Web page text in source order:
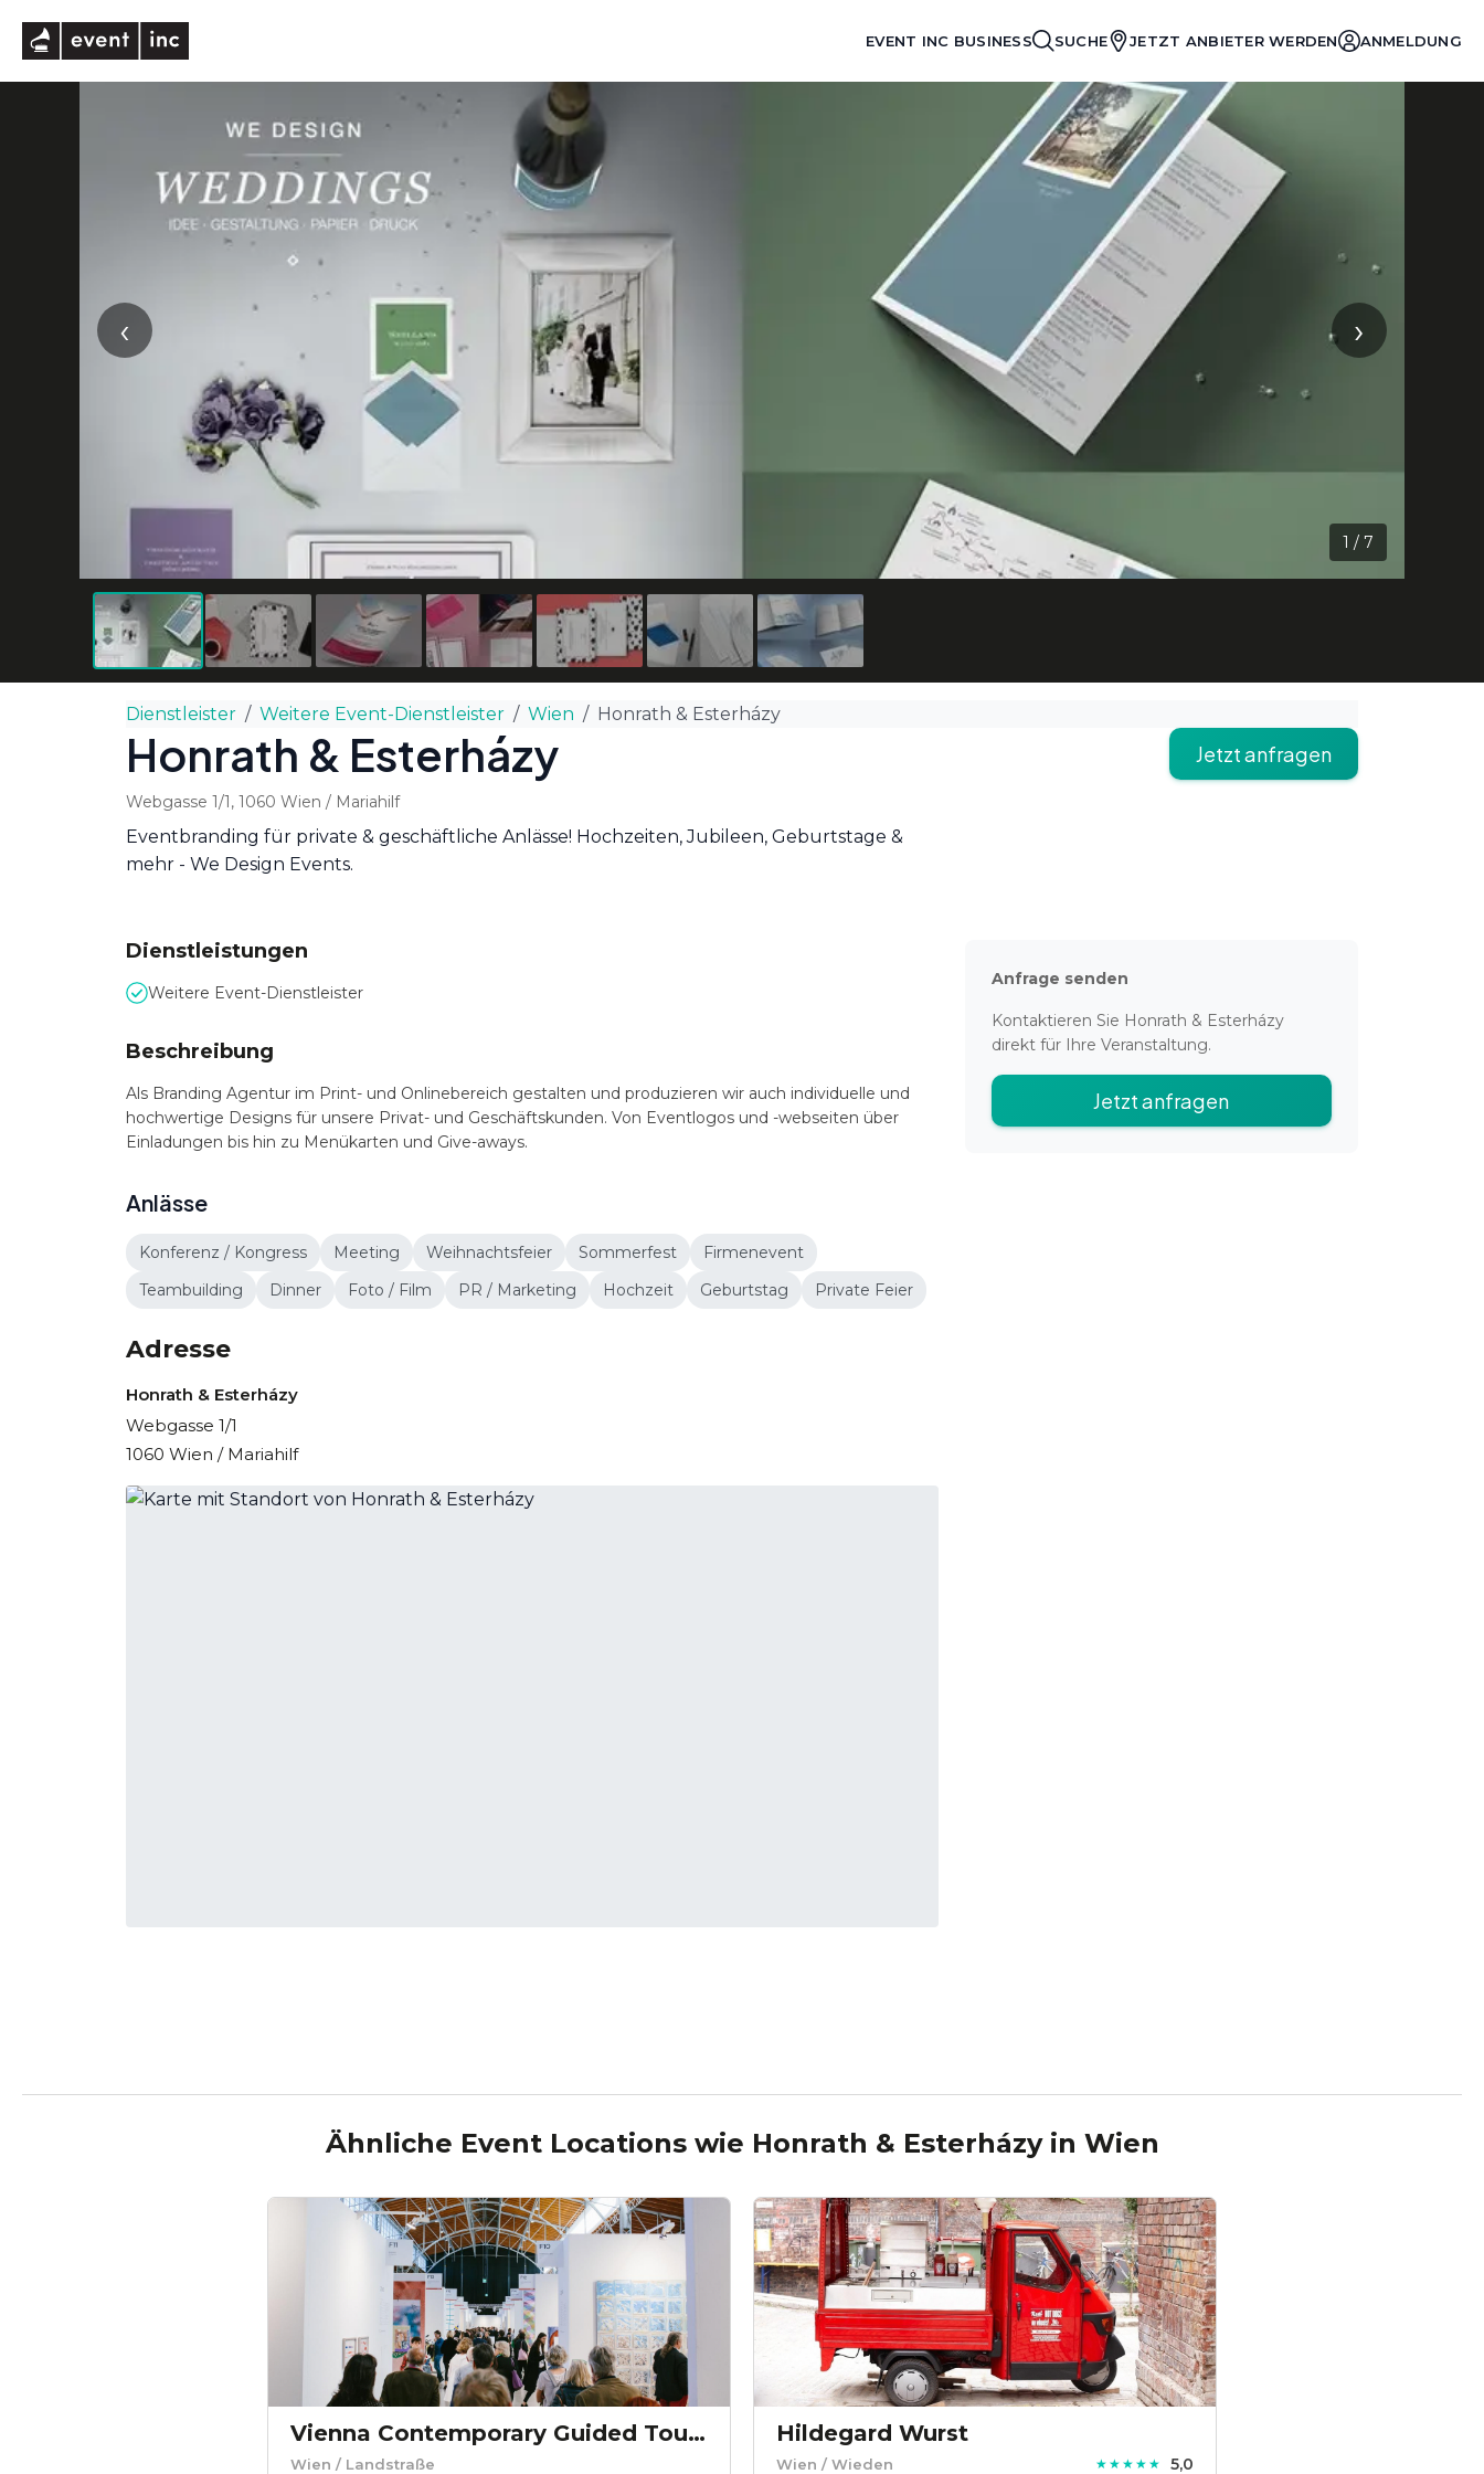
EVENT INC BUSINESS SUCHE JETZT ANBIETER WERDEN ANMELDUNG
‹ ›
1 / 7
Dienstleister Weitere Event-Dienstleister Wien Honrath & Esterházy
Honrath & Esterházy
Webgasse 1/1, 1060 Wien / Mariahilf
Eventbranding für private & geschäftliche Anlässe! Hochzeiten, Jubileen, Geburtstage &
mehr - We Design Events.
Jetzt anfragen
Dienstleistungen
Weitere Event-Dienstleister
Beschreibung
Als Branding Agentur im Print- und Onlinebereich gestalten und produzieren wir auch individuelle und
hochwertige Designs für unsere Privat- und Geschäftskunden. Von Eventlogos und -webseiten über
Einladungen bis hin zu Menükarten und Give-aways.
Anlässe
Konferenz / Kongress Meeting Weihnachtsfeier Sommerfest
Firmenevent
Teambuilding
Dinner Foto / Film PR / Marketing Hochzeit Geburtstag Private Feier
Adresse
Honrath & Esterházy
Webgasse 1/1
1060 Wien / Mariahilf
Anfrage senden
Kontaktieren Sie Honrath & Esterházy
direkt für Ihre Veranstaltung.
Jetzt anfragen
Ähnliche Event Locations wie Honrath & Esterházyin Wien
Vienna Contemporary Guided Tours
Wien / Landstraße
Hildegard Wurst
Wien / Wieden ★★★★★ 5,0